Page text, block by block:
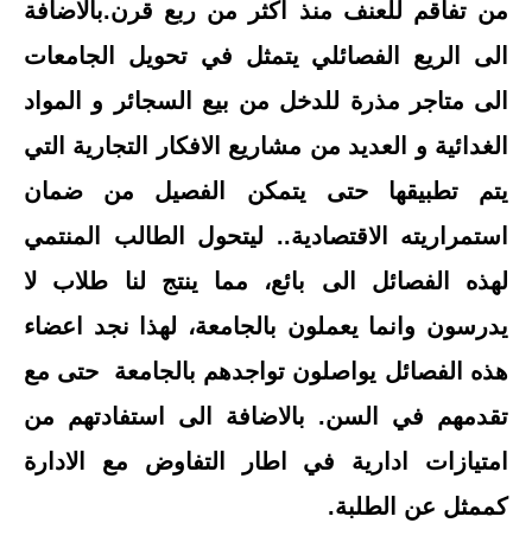
من تفاقم للعنف منذ اكثر من ربع قرن.بالاضافة
الى الريع الفصائلي يتمثل في تحويل الجامعات
الى متاجر مذرة للدخل من بيع السجائر و المواد
الغدائية و العديد من مشاريع الافكار التجارية التي
يتم تطبيقها حتى يتمكن الفصيل من ضمان
استمراريته الاقتصادية.. ليتحول الطالب المنتمي
لهذه الفصائل الى بائع، مما ينتج لنا طلاب لا
يدرسون وانما يعملون بالجامعة، لهذا نجد اعضاء
هذه الفصائل يواصلون تواجدهم بالجامعة حتى مع
تقدمهم في السن. بالاضافة الى استفادتهم من
امتيازات ادارية في اطار التفاوض مع الادارة
كممثل عن الطلبة.